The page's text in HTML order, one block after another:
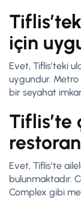
için
Evet, Tiflis’teki
uygundur.
bir seyahat
Tiflis’te
Evet, Tiflis’te
bulunmaktadır.
Complex gibi